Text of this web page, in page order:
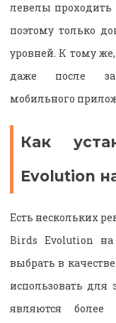
левелы проходить
поэтому только
уровней. К тому
даже после
мобильного
Как
Evolution
Есть нескольких
Birds Evolution на
выбрать в
использовать
являются более